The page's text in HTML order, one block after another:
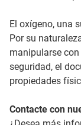
El oxígeno, una
Por su
manipularse
seguridad, el
propiedades
Contacte con